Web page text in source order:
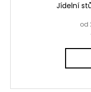
Jídelní
od